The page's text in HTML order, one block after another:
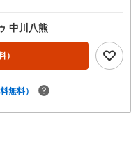
中川八熊
）
無料）